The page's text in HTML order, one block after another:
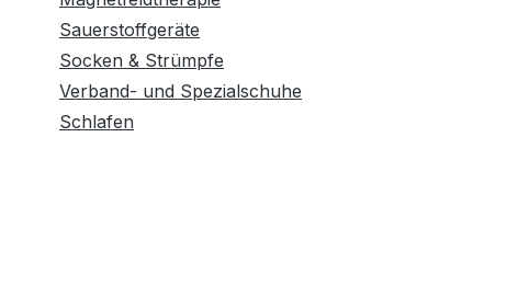
Sauerstoffgeräte
Socken & Strümpfe
Verband- und Spezialschuhe
Schlafen